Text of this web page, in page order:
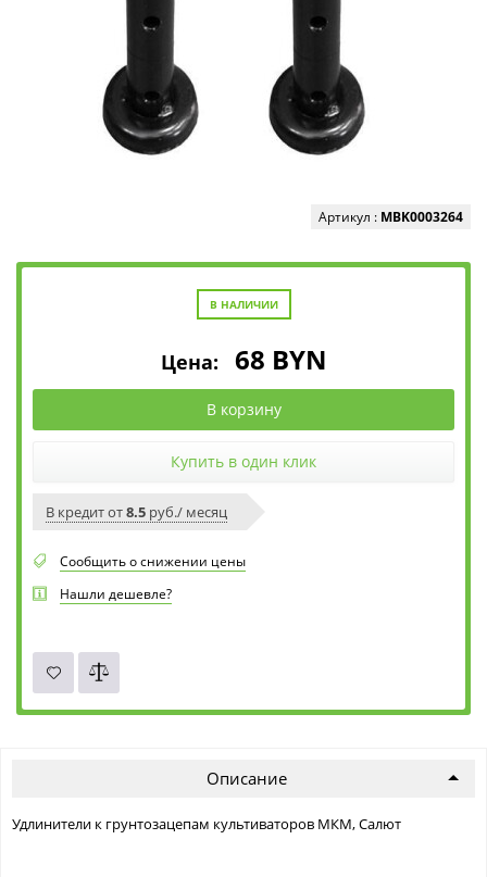
Артикул : MBK0003264
В НАЛИЧИИ
Цена: 68 BYN
В корзину
Купить в один клик
В кредит от8.5 руб./ месяц
Сообщить о снижении цены
Нашли дешевле?
Описание
Удлинители к грунтозацепам культиваторов МКМ, Салют